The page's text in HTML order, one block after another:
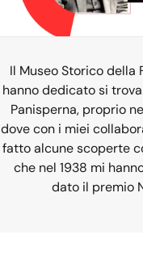
Il Museo Storico della
hanno dedicato si trova
Panisperna, proprio
dove con i miei
fatto alcune scoperte
che nel 1938 mi
dato il premio